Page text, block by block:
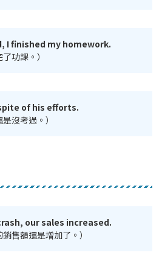
I finished my homework.
功課。）
of his efforts.
沒考過。）
our sales increased.
售額還是增加了。）